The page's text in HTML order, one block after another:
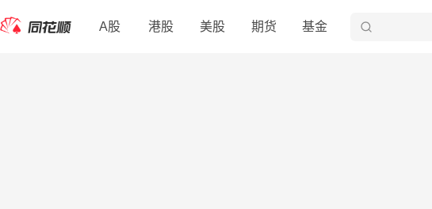
A股 港股 美股 期货 基金